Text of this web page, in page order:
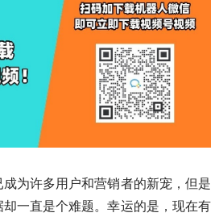
为许多用户和营销者的新宠，但是
却一直是个难题。幸运的是，现在有